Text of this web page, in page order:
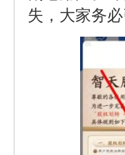
失，大家务必